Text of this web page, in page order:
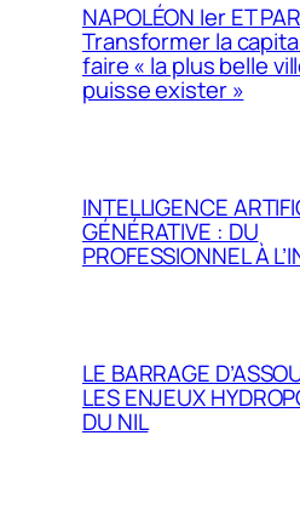
NAPOLÉON Ier ET
Transformer la
faire « la plus belle
puisse exister »
INTELLIGENCE
GÉNÉRATIVE : DU
PROFESSIONNEL À
LE BARRAGE
LES ENJEUX
DU NIL